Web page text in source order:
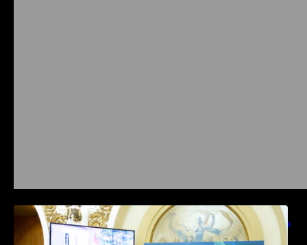
Prysmian aduce la COMM26 tehnologii de
sensing si Digital Energy pentru monitorizarea
in timp real a infrastrucrutilor critice